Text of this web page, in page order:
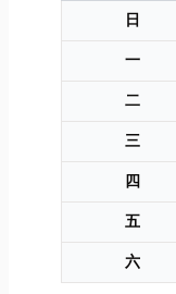
日
一
二
三
四
五
六